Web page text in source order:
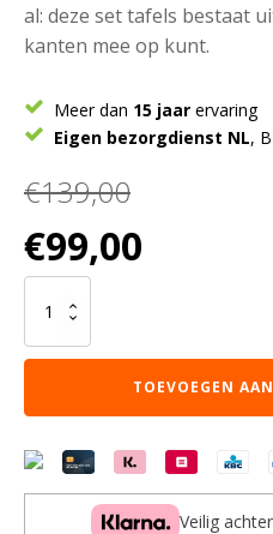
al: deze set tafels bestaat
kanten mee op kunt.
Meer dan 15 jaar ervaring
Eigen bezorgdienst NL,
€139,00
Oorspronkelijke
prijs
was:
€139,00.
€99,00
Salontafel
Set
Pair
Antiek
-
Metaal
TOEVOEGEN
Veilig